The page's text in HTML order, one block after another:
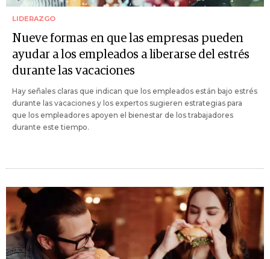
LIDERAZGO
Nueve formas en que las empresas pueden
ayudar a los empleados a liberarse del estrés
durante las vacaciones
Hay señales claras que indican que los empleados están bajo estrés
durante las vacaciones y los expertos sugieren estrategias para
que los empleadores apoyen el bienestar de los trabajadores
durante este tiempo.